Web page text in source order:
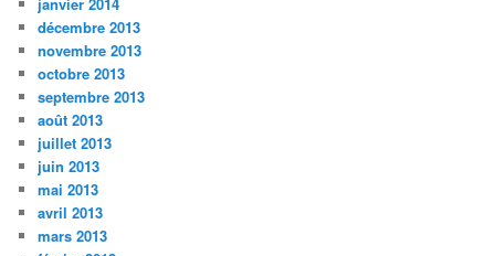
janvier 2014
décembre 2013
novembre 2013
octobre 2013
septembre 2013
août 2013
juillet 2013
juin 2013
mai 2013
avril 2013
mars 2013